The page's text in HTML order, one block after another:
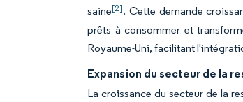
saine[2]. Cette demande
prêts à consommer et
Royaume-Uni, facilitant
Expansion du secteur de la
La croissance du secteur de la